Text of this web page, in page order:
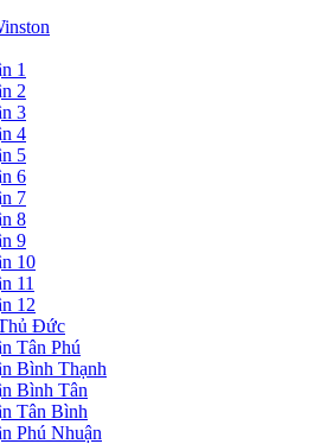
1
2
3
4
5
6
7
8
9
10
11
12
Đức
Tân Phú
Bình Thạnh
Bình Tân
Tân Bình
Phú Nhuận